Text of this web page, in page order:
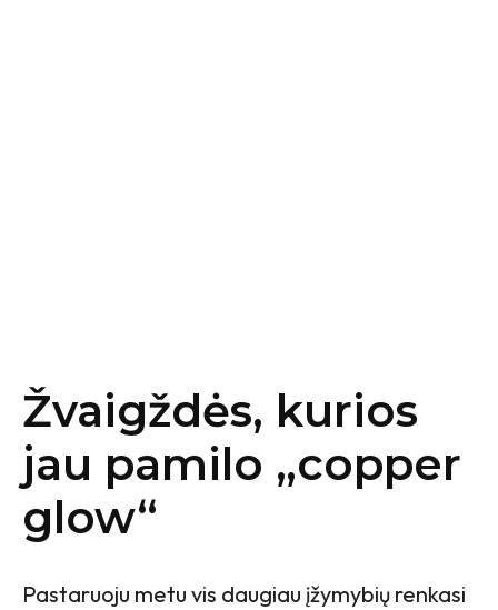
Žvaigždės, kurios
jau pamilo „copper
glow“
Pastaruoju metu vis daugiau įžymybių renkasi